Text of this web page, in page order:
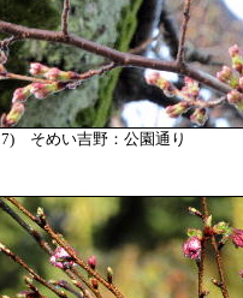
7)そめい吉野：公園通り